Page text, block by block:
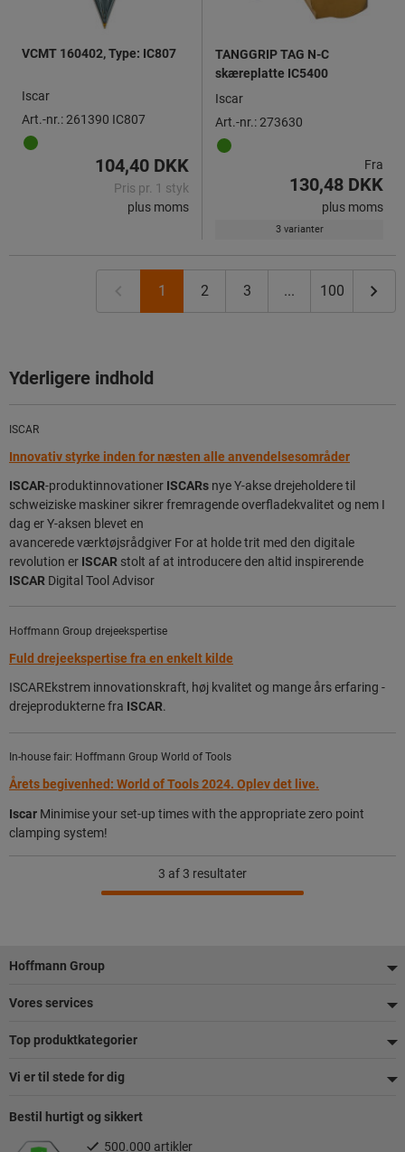
VCMT 160402, Type: IC807
Iscar
Art.-nr.: 261390 IC807
104,40 DKK
Pris pr. 1 styk
plus moms
TANGGRIP TAG N-C
skæreplatte IC5400
Iscar
Art.-nr.: 273630
Fra
130,48 DKK
plus moms
3 varianter
1 2 3 ... 100
Yderligere indhold
ISCAR
Innovativ styrke inden for næsten alle anvendelsesområder
ISCAR-produktinnovationer ISCARs nye Y-akse drejeholdere til
schweiziske maskiner sikrer fremragende overfladekvalitet og nem I
dag er Y-aksen blevet en
avancerede værktøjsrådgiver For at holde trit med den digitale
revolution er ISCAR stolt af at introducere den altid inspirerende
ISCAR Digital Tool Advisor
Hoffmann Group drejeekspertise
Fuld drejeekspertise fra en enkelt kilde
ISCAREkstrem innovationskraft, høj kvalitet og mange års erfaring -
drejeprodukterne fra ISCAR.
In-house fair: Hoffmann Group World of Tools
Årets begivenhed: World of Tools 2024. Oplev det live.
Iscar Minimise your set-up times with the appropriate zero point
clamping system!
3 af 3 resultater
Footer
Hoffmann Group
Vores services
Top produktkategorier
Vi er til stede for dig
Bestil hurtigt og sikkert
500.000 artikler